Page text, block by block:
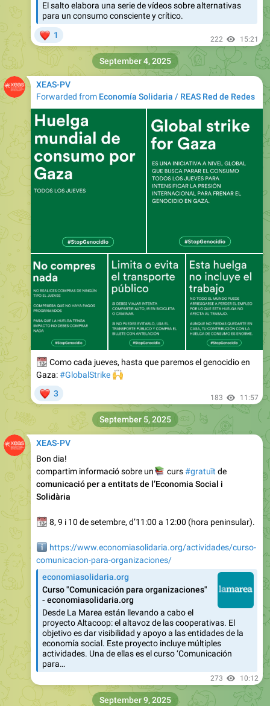
El salto elabora una serie de vídeos sobre alternativas
para un consumo consciente y crítico.
1 222 15:21
XEAS-PV
Forwarded from Economía Solidaria / REAS Red de Redes
Como cada jueves, hasta que paremos el genocidio en
Gaza:#GlobalStrike
🙌
3 183 11:57
September 4, 2025
XEAS-PV
Bon dia!
compartim informació sobre un
📚
curs#gratuït de
comunicació per a entitats de l’Economia Social i
Solidària
8, 9 i 10 de setembre, d’11:00 a 12:00 (hora peninsular).
https://www.economiasolidaria.org/actividades/curso-
comunicacion-para-organizaciones/
economiasolidaria.org
Curso "Comunicación para organizaciones"
- economiasolidaria.org
Desde La Marea están llevando a cabo el
proyecto Altacoop: el altavoz de las cooperativas. El
objetivo es dar visibilidad y apoyo a las entidades de la
economía social. Este proyecto incluye múltiples
actividades. Una de ellas es el curso ‘Comunicación
para…
273 10:12
September 5, 2025
September 9, 2025